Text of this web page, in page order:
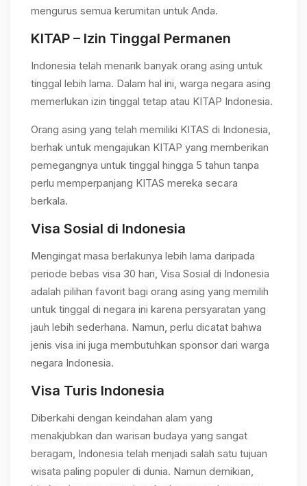
mengurus semua kerumitan untuk Anda.
KITAP – Izin Tinggal Permanen
Indonesia telah menarik banyak orang asing untuk
tinggal lebih lama. Dalam hal ini, warga negara asing
memerlukan izin tinggal tetap atau KITAP Indonesia.
Orang asing yang telah memiliki KITAS di Indonesia,
berhak untuk mengajukan KITAP yang memberikan
pemegangnya untuk tinggal hingga 5 tahun tanpa
perlu memperpanjang KITAS mereka secara
berkala.
Visa Sosial di Indonesia
Mengingat masa berlakunya lebih lama daripada
periode bebas visa 30 hari, Visa Sosial di Indonesia
adalah pilihan favorit bagi orang asing yang memilih
untuk tinggal di negara ini karena persyaratan yang
jauh lebih sederhana. Namun, perlu dicatat bahwa
jenis visa ini juga membutuhkan sponsor dari warga
negara Indonesia.
Visa Turis Indonesia
Diberkahi dengan keindahan alam yang
menakjubkan dan warisan budaya yang sangat
beragam, Indonesia telah menjadi salah satu tujuan
wisata paling populer di dunia. Namun demikian,